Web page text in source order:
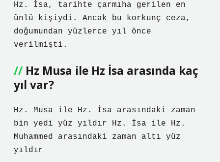
Hz. İsa, tarihte çarmıha gerilen en
ünlü kişiydi. Ancak bu korkunç ceza,
doğumundan yüzlerce yıl önce
verilmişti.
Hz Musa ile Hz İsa arasında kaç
yıl var?
Hz. Musa ile Hz. İsa arasındaki zaman
bin yedi yüz yıldır Hz. İsa ile Hz.
Muhammed arasındaki zaman altı yüz
yıldır